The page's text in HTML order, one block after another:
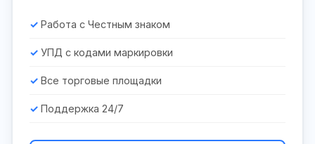
Работа с Честным знаком
УПД с кодами маркировки
Все торговые площадки
Поддержка 24/7